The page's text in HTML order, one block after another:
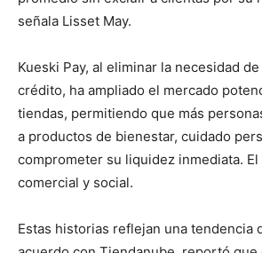
señala Lisset May.
Kueski Pay, al eliminar la necesidad
crédito, ha ampliado el mercado
tiendas, permitiendo que más
a productos de bienestar, cuidado
comprometer su liquidez inmediata.
comercial y social.
Estas historias reflejan una tendencia